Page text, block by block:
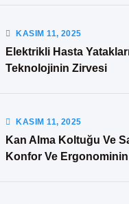
KASIM11, 2025
Elektrikli Hasta
Teknolojinin Zirvesi
KASIM11, 2025
Kan Alma Koltuğu Ve
Konfor Ve